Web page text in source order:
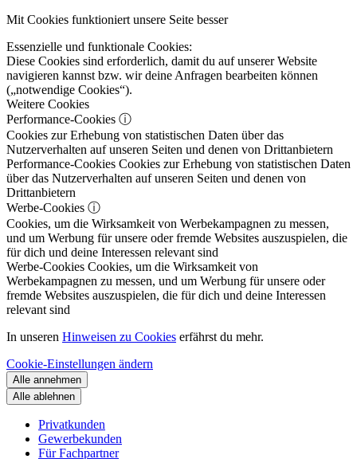
Mit Cookies funktioniert unsere Seite besser
Essenzielle und funktionale Cookies:
Diese Cookies sind erforderlich, damit du auf unserer Website
navigieren kannst bzw. wir deine Anfragen bearbeiten können
(„notwendige Cookies“).
Weitere Cookies
Performance-Cookies ⓘ
Cookies zur Erhebung von statistischen Daten über das
Nutzerverhalten auf unseren Seiten und denen von Drittanbietern
Performance-Cookies Cookies zur Erhebung von statistischen Daten
über das Nutzerverhalten auf unseren Seiten und denen von
Drittanbietern
Werbe-Cookies ⓘ
Cookies, um die Wirksamkeit von Werbekampagnen zu messen,
und um Werbung für unsere oder fremde Websites auszuspielen, die
für dich und deine Interessen relevant sind
Werbe-Cookies Cookies, um die Wirksamkeit von
Werbekampagnen zu messen, und um Werbung für unsere oder
fremde Websites auszuspielen, die für dich und deine Interessen
relevant sind
In unseren Hinweisen zu Cookies erfährst du mehr.
Cookie-Einstellungen ändern
Alle annehmen
Alle ablehnen
Privatkunden
Gewerbekunden
Für Fachpartner